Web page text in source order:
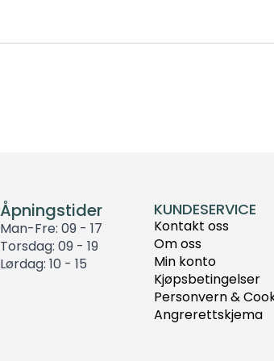
Åpningstider
Man-Fre: 09 - 17
Torsdag: 09 - 19
Lørdag: 10 - 15
KUNDESERVICE
Kontakt oss
Om oss
Min konto
Kjøpsbetingelser
Personvern &
Angrerettskjema